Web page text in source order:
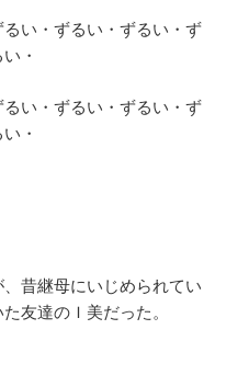
い・ずるい・ずるい・ず
・
い・ずるい・ずるい・ず
・
昔継母にいじめられてい
友達のＩ美だった。